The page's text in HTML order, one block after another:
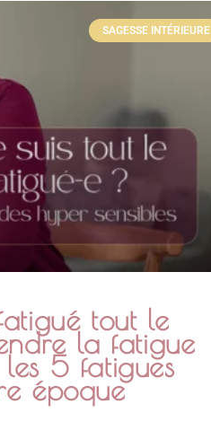
SAGESSE INTÉRIEURE
tout le
la fatigue
5 fatigues
époque